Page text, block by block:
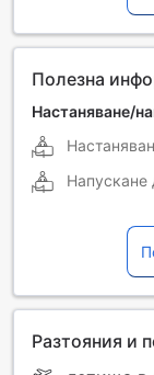
Полезна
Настаняване/
Напускане
Разтояния и